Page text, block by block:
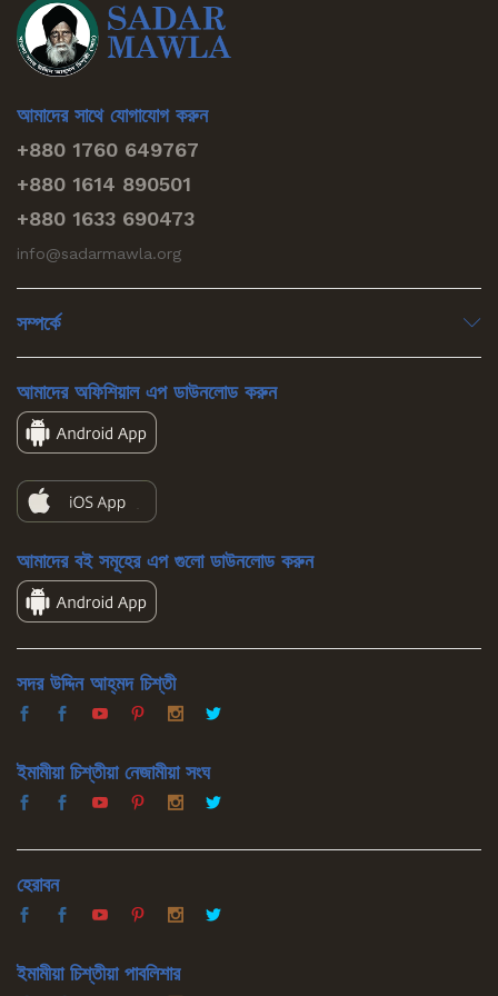
আমাদের সাথে যোগাযোগ করুন
+880 1760 649767
+880 1614 890501
+880 1633 690473
info@sadarmawla.org
সম্পর্কে
আমাদের অফিশিয়াল এপ ডাউনলোড করুন
আমাদের বই সমূহের এপ গুলো ডাউনলোড করুন
সদর উদ্দিন আহ্‌মদ চিশ্‌তী
ইমামীয়া চিশ্‌তীয়া নেজামীয়া সংঘ
হেরাবন
ইমামীয়া চিশ্‌তীয়া পাবলিশার